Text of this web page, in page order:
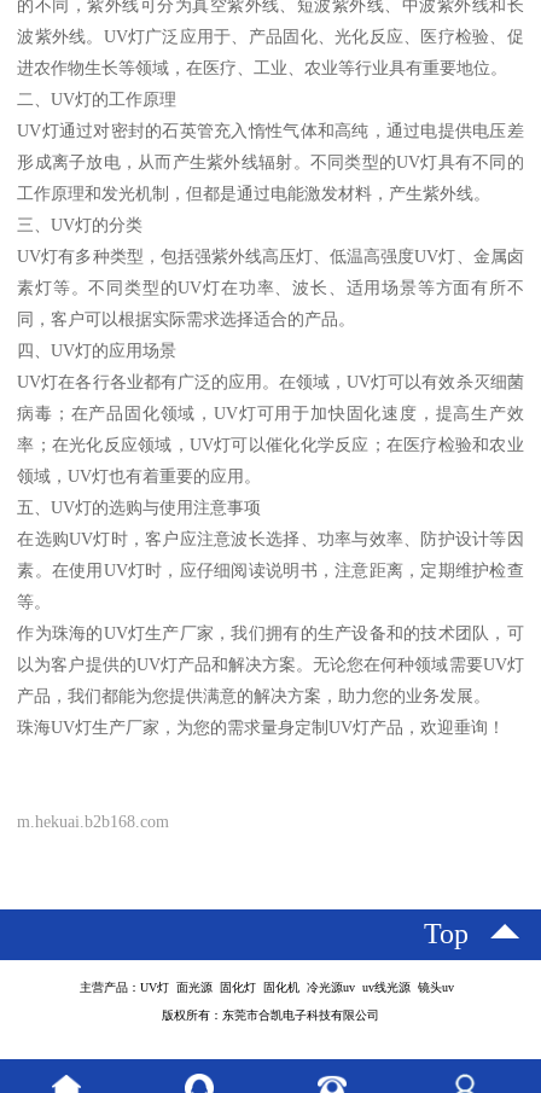
的不同，紫外线可分为真空紫外线、短波紫外线、中波紫外线和长
波紫外线。UV灯广泛应用于、产品固化、光化反应、医疗检验、促
进农作物生长等领域，在医疗、工业、农业等行业具有重要地位。
二、UV灯的工作原理
UV灯通过对密封的石英管充入惰性气体和高纯，通过电提供电压差
形成离子放电，从而产生紫外线辐射。不同类型的UV灯具有不同的
工作原理和发光机制，但都是通过电能激发材料，产生紫外线。
三、UV灯的分类
UV灯有多种类型，包括强紫外线高压灯、低温高强度UV灯、金属卤
素灯等。不同类型的UV灯在功率、波长、适用场景等方面有所不
同，客户可以根据实际需求选择适合的产品。
四、UV灯的应用场景
UV灯在各行各业都有广泛的应用。在领域，UV灯可以有效杀灭细菌
病毒；在产品固化领域，UV灯可用于加快固化速度，提高生产效
率；在光化反应领域，UV灯可以催化化学反应；在医疗检验和农业
领域，UV灯也有着重要的应用。
五、UV灯的选购与使用注意事项
在选购UV灯时，客户应注意波长选择、功率与效率、防护设计等因
素。在使用UV灯时，应仔细阅读说明书，注意距离，定期维护检查
等。
作为珠海的UV灯生产厂家，我们拥有的生产设备和的技术团队，可
以为客户提供的UV灯产品和解决方案。无论您在何种领域需要UV灯
产品，我们都能为您提供满意的解决方案，助力您的业务发展。
珠海UV灯生产厂家，为您的需求量身定制UV灯产品，欢迎垂询！
m.hekuai.b2b168.com
Top
主营产品：UV灯 面光源 固化灯 固化机 冷光源uv uv线光源 镜头uv
版权所有：东莞市合凯电子科技有限公司